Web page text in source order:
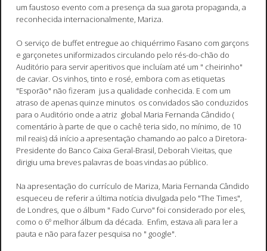
um faustoso evento com a presença da sua garota propaganda, a
reconhecida internacionalmente, Mariza.
O serviço de buffet entregue ao chiquérrimo Fasano com garçons
e garçonetes uniformizados circulando pelo rés-do-chão do
Auditório para servir aperitivos que incluíam até um " cheirinho"
de caviar. Os vinhos, tinto e rosé, embora com as etiquetas
"Esporão" não fizeram jus a qualidade conhecida. E com um
atraso de apenas quinze minutos os convidados são conduzidos
para o Auditório onde a atriz global Maria Fernanda Cândido (
comentário à parte de que o cachê teria sido, no mínimo, de 10
mil reais) dá início a apresentação chamando ao palco a Diretora-
Presidente do Banco Caixa Geral-Brasil, Deborah Vieitas, que
dirigiu uma breves palavras de boas vindas ao público.
Na apresentação do currículo de Mariza, Maria Fernanda Cândido
esqueceu de referir a última notícia divulgada pelo "The Times",
de Londres, que o álbum " Fado Curvo" foi considerado por eles,
como o 6º melhor álbum da década. Enfim, estava ali para ler a
pauta e não para fazer pesquisa no " google".